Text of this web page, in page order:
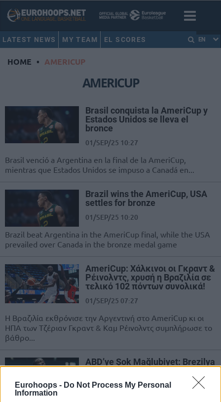
Eurohoops - Do Not Process My Personal
Information
LATEST NEWS MY TEAM EL SCORES EN
HOME • AMERICUP
AMERICUP
Brasil conquista la AmeriCup y
Estados Unidos se lleva el
bronce
01/SEP/25 10:27
Brasil venció a Argentina en la final de la AmeriCup,
mientras que Estados Unidos se impuso a Canadá en...
Brazil wins the AmeriCup, USA
settles for bronze
01/SEP/25 10:20
Brazil beat Argentina in the AmeriCup final, while the USA
prevailed over Canada in the bronze medal game
AmeriCup: Χάλκινοι οι Γκραντ &
Ρέινολντς, χρυσή η Βραζιλία σε
τελικό 102 πόντων συνολικά!
01/SEP/25 07:27
Η Βραζιλία εκθρόνισε την Αργεντινή στο AmeriCup κι οι
ΗΠΑ των Τζέριαν Γκραντ & Καμ Ρέινολντς συμπλήρωσε το
βάθρο...
ABD’ye Şok Mağlubiyet: Brezilya
31/AUG/25 09:20